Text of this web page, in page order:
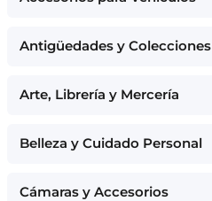
Antigüedades y Colecciones
Arte, Librería y Mercería
Belleza y Cuidado Personal
Cámaras y Accesorios